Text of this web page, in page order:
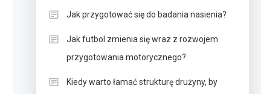
Jak przygotować się do badania nasienia?
Jak futbol zmienia się wraz z rozwojem
przygotowania motorycznego?
Kiedy warto łamać strukturę drużyny, by